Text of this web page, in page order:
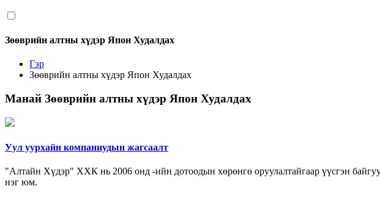
Зөөврийн алтны хүдэр Япон Худалдах
Гэр
Зөөврийн алтны хүдэр Япон Худалдах
Манай Зөөврийн алтны хүдэр Япон Худалдах
Уул уурхайн компаниудын жагсаалт
"Алтайн Хүдэр" ХХК нь 2006 онд -ийн дотоодын хөрөнгө оруулалтайгаар үүсгэн
нэг юм.